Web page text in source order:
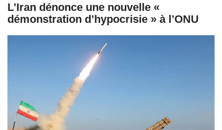
L’Iran dénonce une nouvelle «
démonstration d’hypocrisie » à l’ONU